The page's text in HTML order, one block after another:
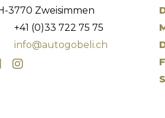
3770 Zweisimmen
+41 (0)33 722 75 75
info@autogobeli.ch